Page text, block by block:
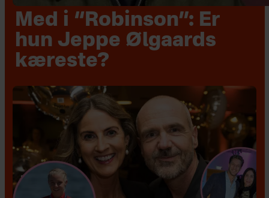
Med i “Robinson”: Er
hun Jeppe Ølgaards
kæreste?